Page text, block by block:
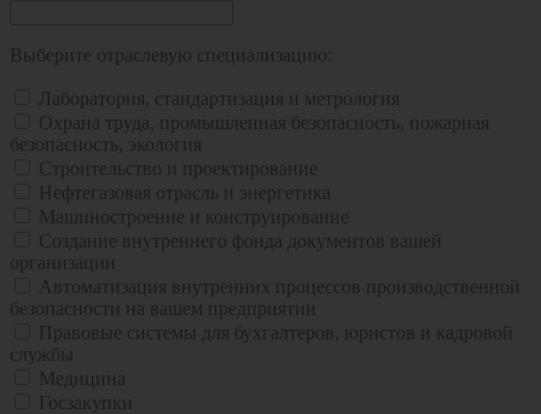
Выберите отраслевую специализацию:
Лаборатория, стандартизация и метрология
Охрана труда, промышленная безопасность, пожарная
безопасность, экология
Строительство и проектирование
Нефтегазовая отрасль и энергетика
Машиностроение и конструирование
Создание внутреннего фонда документов вашей
организации
Автоматизация внутренних процессов производственной
безопасности на вашем предприятии
Правовые системы для бухгалтеров, юристов и кадровой
службы
Медицина
Госзакупки